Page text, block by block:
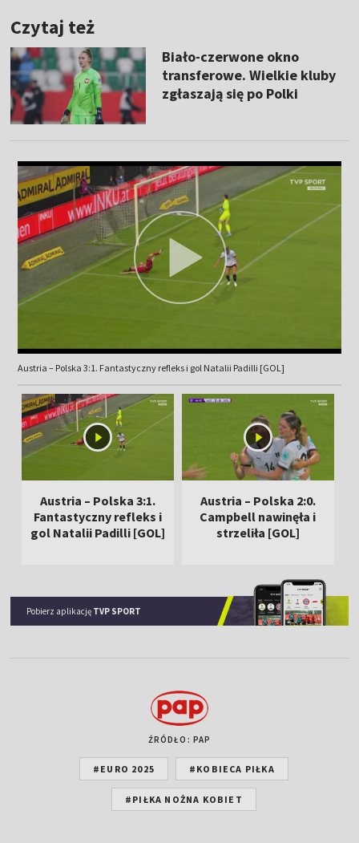
Czytaj też
Biało-czerwone okno
transferowe. Wielkie kluby
zgłaszają się po Polki
Austria – Polska 3:1. Fantastyczny refleks i gol Natalii Padilli [GOL]
Austria – Polska 3:1.
Fantastyczny refleks i
gol Natalii Padilli [GOL]
Austria – Polska 2:0.
Campbell nawinęła i
strzeliła [GOL]
Pobierz aplikację TVP SPORT
ŹRÓDŁO: PAP
#EURO 2025 #KOBIECA PIŁKA
#PIŁKA NOŻNA KOBIET